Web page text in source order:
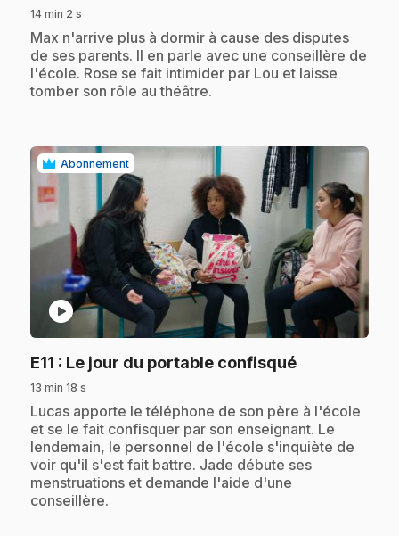
14 min 2 s
.Max n'arrive plus à dormir à cause des disputes
de ses parents. Il en parle avec une conseillère de
l'école. Rose se fait intimider par Lou et laisse
tomber son rôle au théâtre.
Abonnement
play_circle
E11 : Le jour du portable confisqué.
13 min 18 s
.Lucas apporte le téléphone de son père à l'école
et se le fait confisquer par son enseignant. Le
lendemain, le personnel de l'école s'inquiète de
voir qu'il s'est fait battre. Jade débute ses
menstruations et demande l'aide d'une
conseillère.